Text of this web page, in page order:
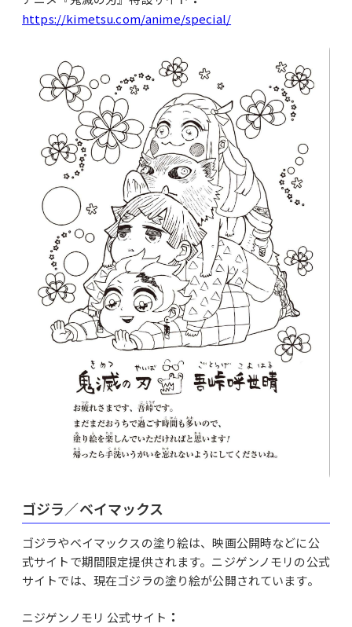
https://kimetsu.com/anime/special/
ゴジラ／ベイマックス
ゴジラやベイマックスの塗り絵は、映画公開時などに公
式サイトで期間限定提供されます。ニジゲンノモリの公式
サイトでは、現在ゴジラの塗り絵が公開されています。
ニジゲンノモリ 公式サイト ：